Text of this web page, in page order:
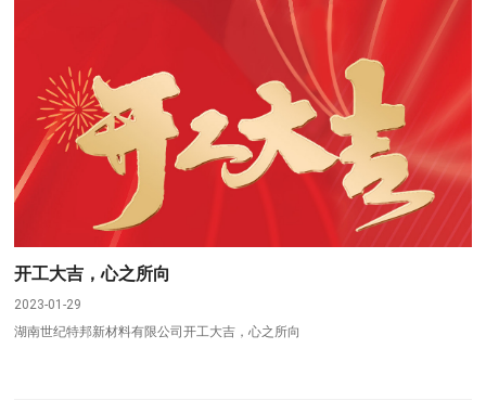
开工大吉，心之所向
2023-01-29
湖南世纪特邦新材料有限公司开工大吉，心之所向